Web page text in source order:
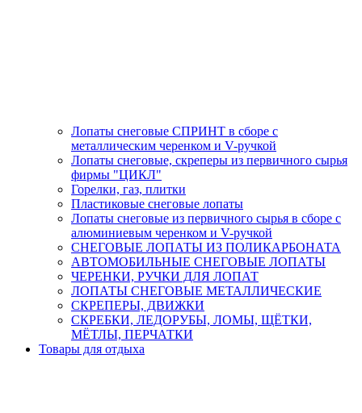
Лопаты снеговые СПРИНТ в сборе с
металлическим черенком и V-ручкой
Лопаты снеговые, скреперы из первичного сырья
фирмы "ЦИКЛ"
Горелки, газ, плитки
Пластиковые снеговые лопаты
Лопаты снеговые из первичного сырья в сборе с
алюминиевым черенком и V-ручкой
СНЕГОВЫЕ ЛОПАТЫ ИЗ ПОЛИКАРБОНАТА
АВТОМОБИЛЬНЫЕ СНЕГОВЫЕ ЛОПАТЫ
ЧЕРЕНКИ, РУЧКИ ДЛЯ ЛОПАТ
ЛОПАТЫ СНЕГОВЫЕ МЕТАЛЛИЧЕСКИЕ
СКРЕПЕРЫ, ДВИЖКИ
СКРЕБКИ, ЛЕДОРУБЫ, ЛОМЫ, ЩЁТКИ,
МЁТЛЫ, ПЕРЧАТКИ
Товары для отдыха